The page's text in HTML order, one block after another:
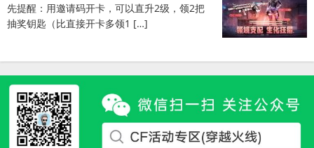
先提醒：用邀请码开卡，可以直升2级，领2把
抽奖钥匙（比直接开卡多领1 […]